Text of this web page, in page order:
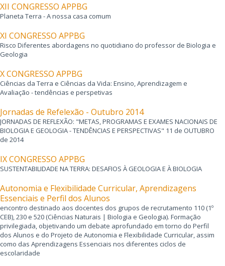
XII CONGRESSO APPBG
Planeta Terra - A nossa casa comum
XI CONGRESSO APPBG
Risco Diferentes abordagens no quotidiano do professor de Biologia e
Geologia
X CONGRESSO APPBG
Ciências da Terra e Ciências da Vida: Ensino, Aprendizagem e
Avaliação - tendências e perspetivas
Jornadas de Refelexão - Outubro 2014
JORNADAS DE REFLEXÃO: "METAS, PROGRAMAS E EXAMES NACIONAIS DE
BIOLOGIA E GEOLOGIA - TENDÊNCIAS E PERSPECTIVAS" 11 de OUTUBRO
de 2014
IX CONGRESSO APPBG
SUSTENTABILIDADE NA TERRA: DESAFIOS À GEOLOGIA E À BIOLOGIA
Autonomia e Flexibilidade Curricular, Aprendizagens
Essenciais e Perfil dos Alunos
encontro destinado aos docentes dos grupos de recrutamento 110 (1º
CEB), 230 e 520 (Ciências Naturais | Biologia e Geologia). Formação
privilegiada, objetivando um debate aprofundado em torno do Perfil
dos Alunos e do Projeto de Autonomia e Flexibilidade Curricular, assim
como das Aprendizagens Essenciais nos diferentes ciclos de
escolaridade